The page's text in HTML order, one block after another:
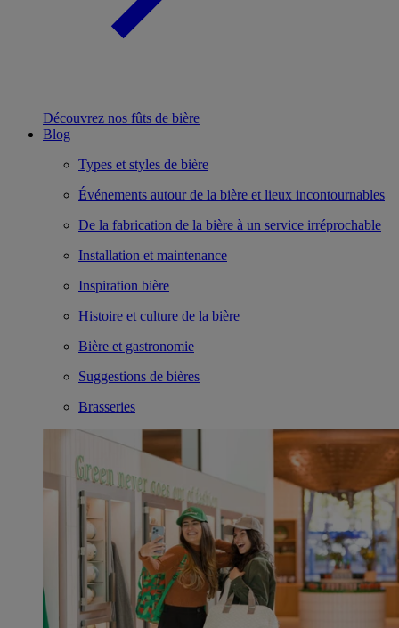
Découvrez nos fûts de bière
Blog
Types et styles de bière
Événements autour de la bière et lieux incontournables
De la fabrication de la bière à un service irréprochable
Installation et maintenance
Inspiration bière
Histoire et culture de la bière
Bière et gastronomie
Suggestions de bières
Brasseries